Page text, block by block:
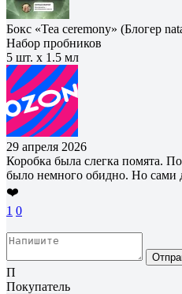
Бокс «Tea ceremony» (Блогер
Набор пробников
5 шт. х 1.5 мл
29 апреля 2026
Коробка была слегка помята.
было немного обидно. Но сами
❤️
1 0
П
Покупатель